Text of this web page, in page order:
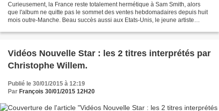
Curieusement, la France reste totalement hermétique à Sam Smith, alors
que l'album ne quitte pas le sommet des ventes hebdomadaires depuis huit
mois outre-Manche. Beau succès aussi aux Etats-Unis, le jeune artiste
Vidéos Nouvelle Star : les 2 titres interprétés par
Christophe Willem.
Publié le 30/01/2015 à 12:19
Par François 30/01/2015 12H20